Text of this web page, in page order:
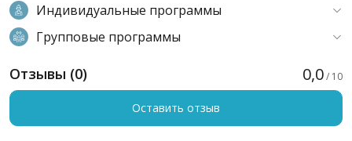
Индивидуальные программы
Групповые программы
Отзывы (0) 0,0/ 10
Оставить отзыв